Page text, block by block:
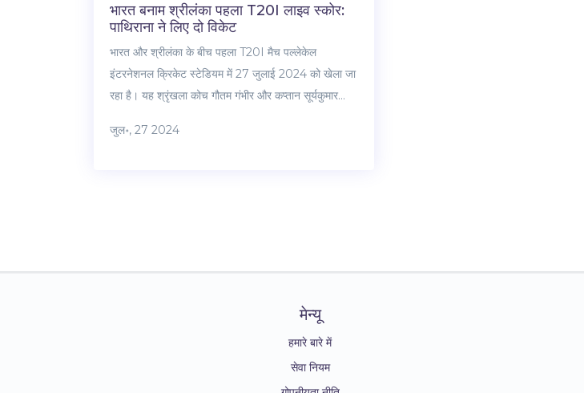
भारत बनाम श्रीलंका पहला T20I लाइव स्कोर:
पाथिराना ने लिए दो विकेट
भारत और श्रीलंका के बीच पहला T20I मैच पल्लेकेल
इंटरनेशनल क्रिकेट स्टेडियम में 27 जुलाई 2024 को खेला जा
रहा है। यह श्रृंखला कोच गौतम गंभीर और कप्तान सूर्यकुमार
प्रतीक है। भारतीय टीम के महत्वपूर्ण खिलाड़ियों में शुभमन गिल,
जुल॰, 27 2024
मेन्यू
हमारे बारे में
सेवा नियम